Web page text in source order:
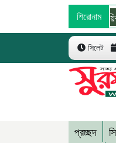
শিরোনাম
রাজসাক্ষীর, মুখ খুললেন নায়িকা
সিলেট
প্রচ্ছদ